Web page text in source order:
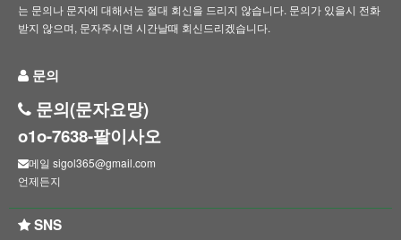
는 문의나 문자에 대해서는 절대 회신을 드리지 않습니다. 문의가 있을시 전화
받지 않으며, 문자주시면 시간날때 회신드리겠습니다.
문의
문의(문자요망)
o1o-7638-팔이사오
메일 sigol365@gmail.com
언제든지
SNS